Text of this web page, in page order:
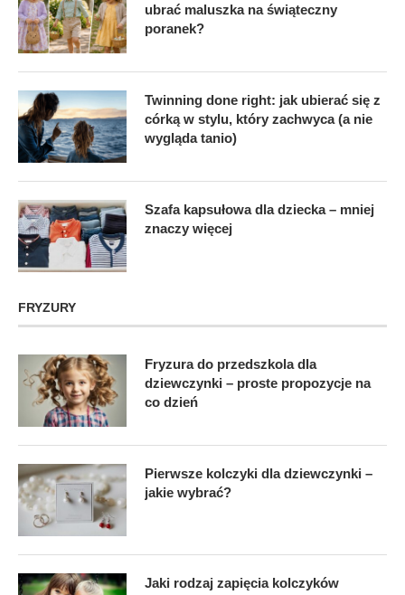
ubrać maluszka na świąteczny
poranek?
Twinning done right: jak ubierać się z
córką w stylu, który zachwyca (a nie
wygląda tanio)
Szafa kapsułowa dla dziecka – mniej
znaczy więcej
FRYZURY
Fryzura do przedszkola dla
dziewczynki – proste propozycje na
co dzień
Pierwsze kolczyki dla dziewczynki –
jakie wybrać?
Jaki rodzaj zapięcia kolczyków